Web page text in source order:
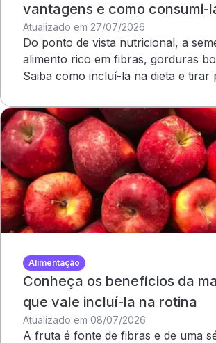
vantagens e como consumi-
Atualizado em 27/07/2026
Do ponto de vista nutricional, a
alimento rico em fibras, gorduras
Saiba como incluí-la na dieta e tirar
Alimentação
Conheça os benefícios da
que vale incluí-la na rotina
Atualizado em 08/07/2026
A fruta é fonte de fibras e de uma